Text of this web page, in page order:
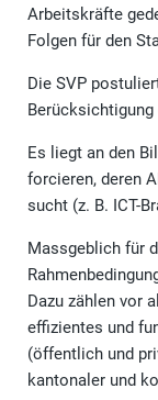
Arbeitskräfte
Folgen für den
Die SVP
Es liegt an den
forcieren, deren
sucht (z. B. ICT-
Massgeblich für
Dazu zählen vor
effizientes und
(öffentlich und
kantonaler und